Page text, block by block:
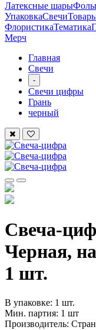
Латексные шары
УпаковкаСвечи
ФлористикаТематика
Мерч
Главная
Свечи
-
Свечи цифры
Грань
черный
Свеча-
Черная,
1 шт.
В упаковке: 1 шт.
Мин. партия: 1 шт
Производитель: